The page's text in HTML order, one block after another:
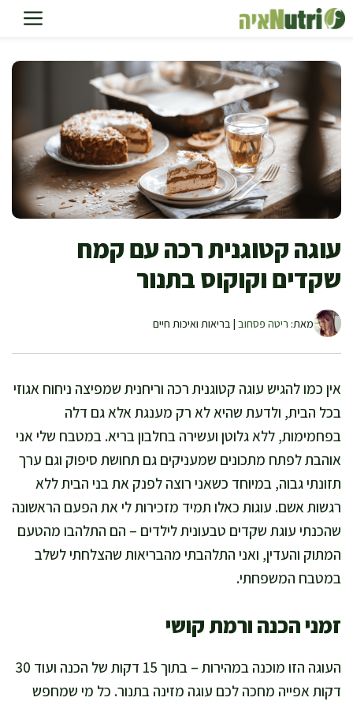
לדלג
לתוכן
עוגה קטוגנית רכה עם קמח
שקדים וקוקוס בתנור
מאת: ריטה פסחוב | בריאות ואיכות חיים
אין כמו להגיש עוגה קטוגנית רכה וריחנית שמפיצה ניחוח אגוזי
בכל הבית, ולדעת שהיא לא רק מענגת אלא גם דלה
בפחמימות, ללא גלוטן ועשירה בחלבון בריא. במטבח שלי אני
אוהבת לפתח מתכונים שמעניקים גם תחושת סיפוק וגם ערך
תזונתי גבוה, במיוחד כשאני רוצה לפנק את בני הבית ללא
רגשות אשם. עוגות כאלו תמיד מזכירות לי את הפעם הראשונה
שהכנתי עוגת שקדים טבעונית לילדים – הם התלהבו מהטעם
המתוק והעדין, ואני התלהבתי מהבריאות שהצלחתי לשלב
במטבח המשפחתי.
זמני הכנה ורמת קושי
העוגה הזו מוכנה במהירות – בתוך 15 דקות של הכנה ועוד 30
דקות אפייה מחכה לכם עוגה מזינה בתנור. כל מי שמחפש